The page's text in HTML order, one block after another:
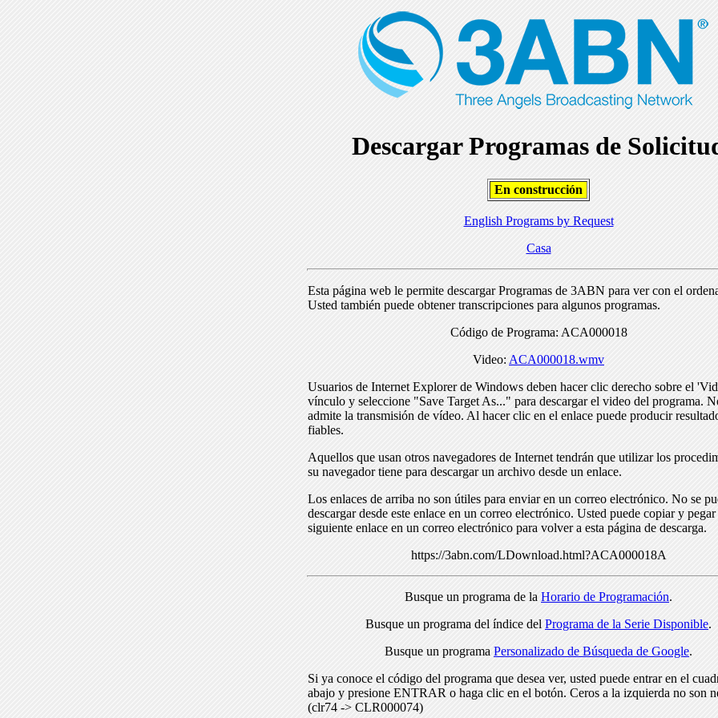
Descargar Programas de
En construcción
English Programs by Request
Casa
Esta página web le permite descargar Programas de 3ABN para ver con el
Usted también puede obtener transcripciones para algunos programas.
Código de Programa: ACA000018
Video: ACA000018.wmv
Usuarios de Internet Explorer de Windows deben hacer clic derecho sobre el
vínculo y seleccione "Save Target As..." para descargar el video del programa.
admite la transmisión de vídeo. Al hacer clic en el enlace puede producir
fiables.
Aquellos que usan otros navegadores de Internet tendrán que utilizar los
su navegador tiene para descargar un archivo desde un enlace.
Los enlaces de arriba no son útiles para enviar en un correo electrónico. No se
descargar desde este enlace en un correo electrónico. Usted puede copiar y pegar
siguiente enlace en un correo electrónico para volver a esta página de descarga.
https://3abn.com/LDownload.html?ACA000018A
Busque un programa de la Horario de Programación.
Busque un programa del índice del Programa de la Serie Disponible.
Busque un programa Personalizado de Búsqueda de Google.
Si ya conoce el código del programa que desea ver, usted puede entrar en el
abajo y presione ENTRAR o haga clic en el botón. Ceros a la izquierda no son
(clr74 -> CLR000074)